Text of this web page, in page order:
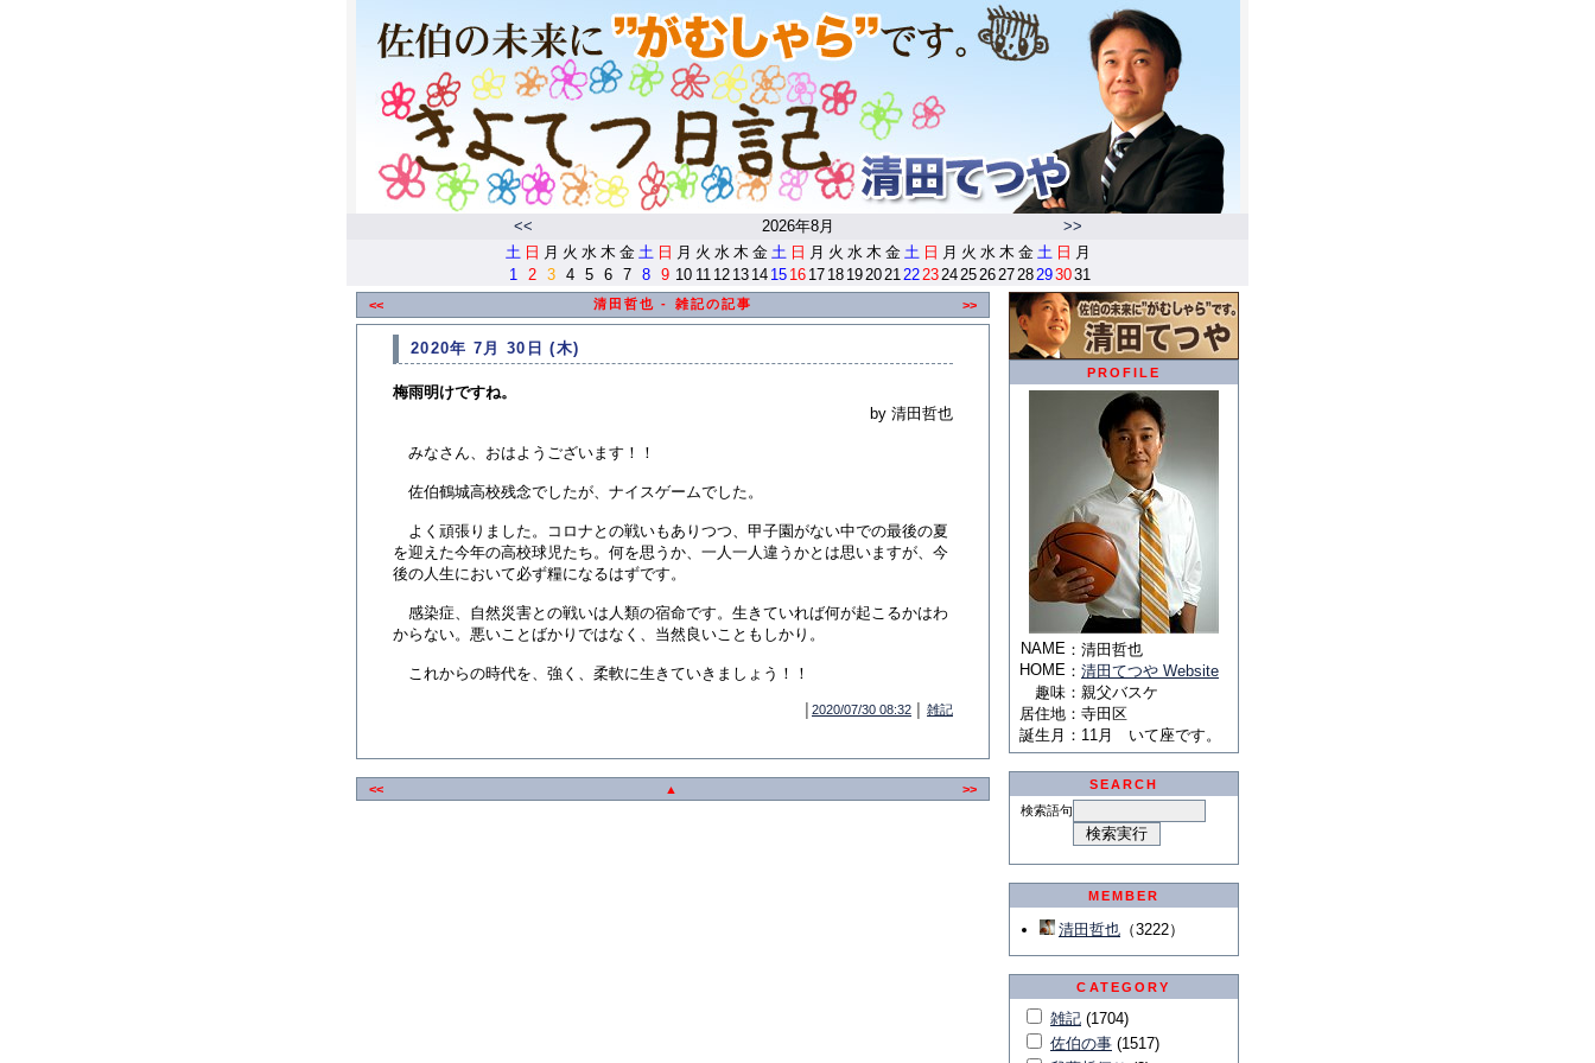
<< 2026年8月
>>
土 日 月 火 水 木 金 土 日 月 火 水 木 金 土 日 月 火 水 木 金 土 日 月 火 水 木 金 土 日 月
1
2 3 4 5 6 7 8 9 10 11 12 13 14 15 16 17 18 19202122232425262728293031
<< 清田哲也 - 雑記の記事 >>
2020年 7月 30日 (木)
梅雨明けですね。
by 清田哲也
みなさん、おはようございます！！
佐伯鶴城高校残念でしたが、ナイスゲームでした。
よく頑張りました。コロナとの戦いもありつつ、甲子園がない中での最後の夏
を迎えた今年の高校球児たち。何を思うか、一人一人違うかとは思いますが、今
後の人生において必ず糧になるはずです。
感染症、自然災害との戦いは人類の宿命です。生きていれば何が起こるかはわ
からない。悪いことばかりではなく、当然良いこともしかり。
これからの時代を、強く、柔軟に生きていきましょう！！
2020/07/30 08:32 雑記
<< ▲ >>
PROFILE
NAME ： 清田哲也
HOME ： 清田てつや Website
趣味 ： 親父バスケ
居住地 ： 寺田区
誕生月 ： 11月 いて座です。
SEARCH
検索語句
MEMBER
清田哲也 （3222）
CATEGORY
雑記 (1704)
佐伯の事 (1517)